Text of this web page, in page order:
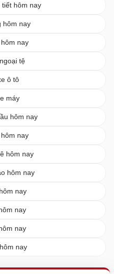
hôm nay
hôm nay
nay
tệ
ô tô
máy
hôm nay
nay
hôm nay
hôm nay
nay
nay
nay
nay